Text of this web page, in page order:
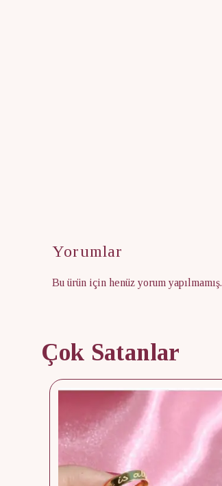
Yorumlar
Bu ürün için henüz yorum yapılmamış.
Çok Satanlar